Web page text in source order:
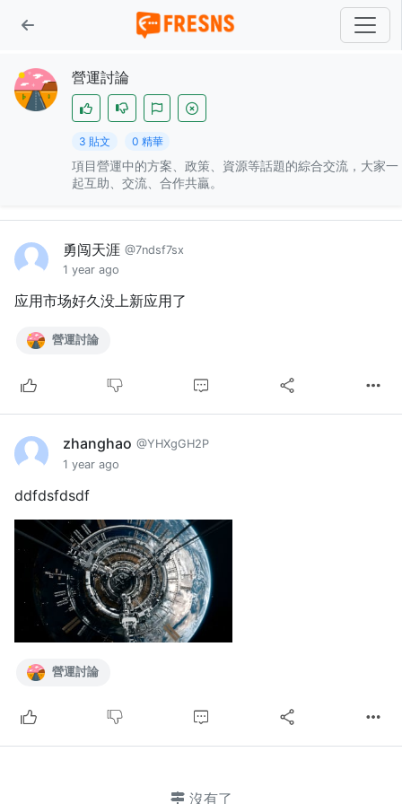
營運討論
3 貼文 0 精華
項目營運中的方案、政策、資源等話題的綜合交流，大家一
起互助、交流、合作共贏。
勇闯天涯 @7ndsf7sx
1 year ago
应用市场好久没上新应用了
營運討論
zhanghao @YHXgGH2P
1 year ago
ddfdsfdsdf
營運討論
沒有了